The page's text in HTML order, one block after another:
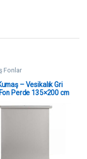
Fonlar
– Vesikalık Gri
Perde 135×200 cm